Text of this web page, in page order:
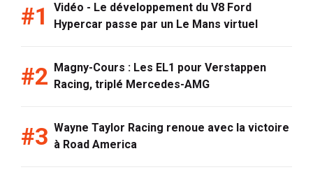
Vidéo - Le développement du V8 Ford
Hypercar passe par un Le Mans virtuel
Magny-Cours : Les EL1 pour Verstappen
Racing, triplé Mercedes-AMG
Wayne Taylor Racing renoue avec la victoire
à Road America